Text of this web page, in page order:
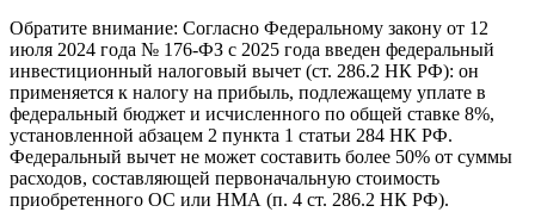
Обратите внимание: Согласно Федеральному закону от 12
июля 2024 года № 176-ФЗ с 2025 года введен федеральный
инвестиционный налоговый вычет (ст. 286.2 НК РФ): он
применяется к налогу на прибыль, подлежащему уплате в
федеральный бюджет и исчисленного по общей ставке 8%,
установленной абзацем 2 пункта 1 статьи 284 НК РФ.
Федеральный вычет не может составить более 50% от суммы
расходов, составляющей первоначальную стоимость
приобретенного ОС или НМА (п. 4 ст. 286.2 НК РФ).